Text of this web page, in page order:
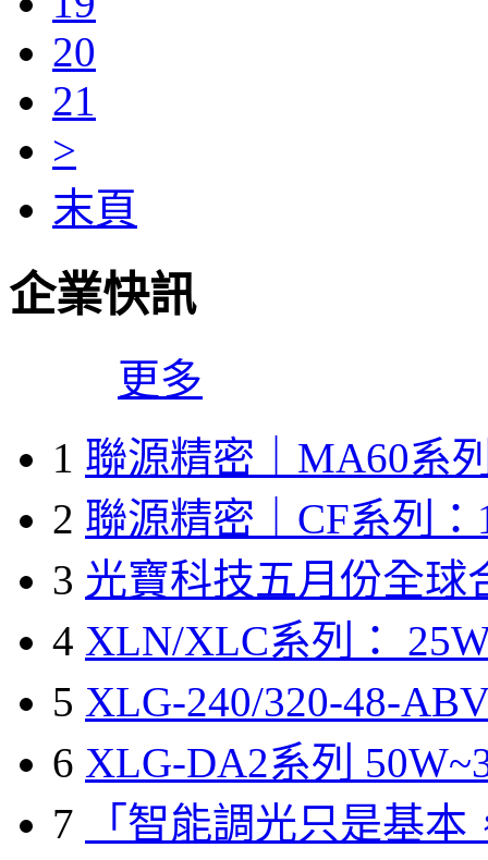
20
21
>
末頁
企業快訊
更多
1 聯源精密｜MA60系
2 聯源精密｜CF系列：
3 光寶科技五月份全球
4 XLN/XLC系列：
5 XLG-240/320-48-
6 XLG-DA2系列
7
「智能調光只是基本